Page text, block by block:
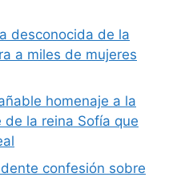
desconocida de la
a miles de mujeres
homenaje a la
la reina Sofía que
confesión sobre